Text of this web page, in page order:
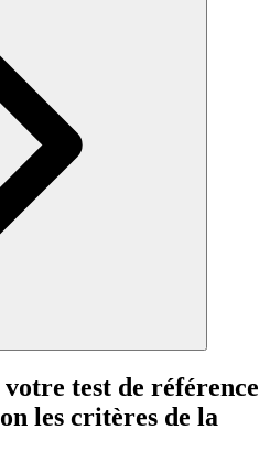
test de référence
les critères de la